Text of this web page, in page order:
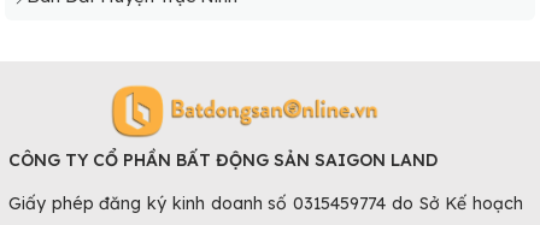
CÔNG TY CỔ PHẦN BẤT ĐỘNG SẢN SAIGON LAND
Giấy phép đăng ký kinh doanh số 0315459774 do Sở Kế hoạch